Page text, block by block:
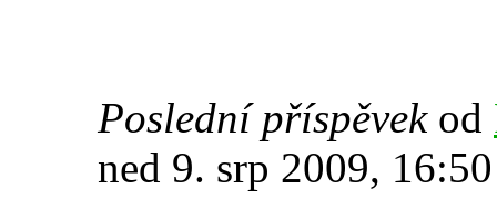
Poslední příspěvekod
ned 9. srp 2009, 16:50